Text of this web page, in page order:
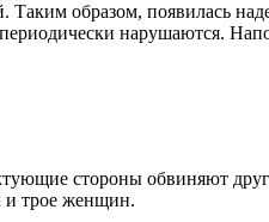
образом, появилась
нарушаются.
стороны обвиняют
и трое женщин.